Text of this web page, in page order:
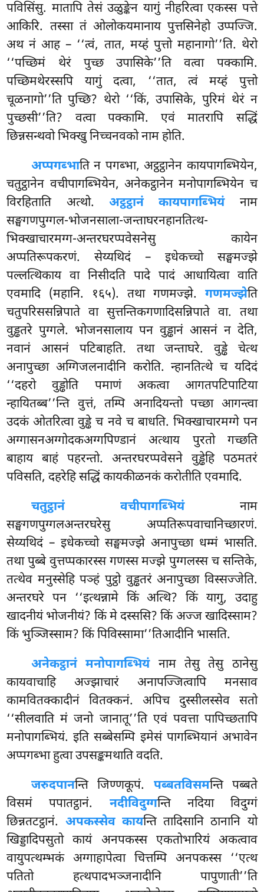
पविसिंसु. मातापि तेसं उळुङ्केन यागुं नीहरित्वा एकस्स पत्ते
आकिरि. तस्सा तं ओलोकयमानायपुत्तसिनेहो उप्पज्जि.
अथ नं आह – ‘‘त्वं, तात, मय्हं पुत्तो महानागो’’ति. थेरो
‘‘पच्छिमं थेरं पुच्छ उपासिके’’ति वत्वा पक्कामि.
पच्छिमथेरस्सपि यागुं दत्वा, ‘‘तात, त्वं मय्हं पुत्तो
चूळनागो’’ति पुच्छि? थेरो ‘‘किं, उपासिके, पुरिमं थेरं न
पुच्छसी’’ति? वत्वा पक्कामि. एवं मातरापि सद्धिं
छिन्नसन्थवो भिक्खु निच्चनवको नाम होति.
अप्पगब्भाति न पगब्भा, अट्ठट्ठानेन कायपागब्भियेन,
चतुट्ठानेन वचीपागब्भियेन, अनेकट्ठानेन मनोपागब्भियेन च
विरहिताति अत्थो. अट्ठट्ठानं कायपागब्भियंनाम
सङ्घगणपुग्गल-भोजनसाला-जन्ताघरनहानतित्थ-
भिक्खाचारमग्ग-अन्तरघरप्पवेसनेसु कायेन
अप्पतिरूपकरणं. सेय्यथिदं – इधेकच्चो सङ्घमज्झे
पल्लत्थिकाय वा निसीदति पादे पादं आधायित्वा वाति
एवमादि (महानि. १६५). तथा गणमज्झे. गणमज्झेति
चतुपरिससन्निपाते वा सुत्तन्तिकगणादिसन्निपाते वा. तथा
वुड्ढतरे पुग्गले. भोजनसालाय पन वुड्ढानं आसनं न देति,
नवानं आसनं पटिबाहति. तथा जन्ताघरे. वुड्ढे चेत्थ
अनापुच्छा अग्गिजलनादीनि करोति. न्हानतित्थे च यदिदं
‘‘दहरो वुड्ढोति पमाणं अकत्वा आगतपटिपाटिया
न्हायितब्ब’’न्ति वुत्तं, तम्पि अनादियन्तो पच्छा आगन्त्वा
उदकं ओतरित्वा वुड्ढे च नवे च बाधति. भिक्खाचारमग्गे पन
अग्गासनअग्गोदकअग्गपिण्डानंअत्थाय पुरतो गच्छति
बाहाय बाहं पहरन्तो. अन्तरघरप्पवेसने वुड्ढेहि पठमतरं
पविसति, दहरेहि सद्धिं कायकीळनकं करोतीति एवमादि.
चतुट्ठानं वचीपागब्भियंनाम
सङ्घगणपुग्गलअन्तरघरेसु अप्पतिरूपवाचानिच्छारणं.
सेय्यथिदं – इधेकच्चो सङ्घमज्झे अनापुच्छा धम्मं भासति.
तथा पुब्बे वुत्तप्पकारस्स गणस्स मज्झे पुग्गलस्स च सन्तिके,
तत्थेव मनुस्सेहि पञ्हं पुट्ठो वुड्ढतरं अनापुच्छा विस्सज्जेति.
अन्तरघरे पन ‘‘इत्थन्नामे किं अत्थि? किं यागु, उदाहु
खादनीयं भोजनीयं? किं मे दस्ससि? किं अज्ज खादिस्साम?
किं भुञ्जिस्साम? किं पिविस्सामा’’तिआदीनि भासति.
अनेकट्ठानं मनोपागब्भियंनाम तेसु तेसु ठानेसु
कायवाचाहि अज्झाचारं अनापज्जित्वापि मनसाव
कामवितक्कादीनं वितक्कनं. अपिच दुस्सीलस्सेव सतो
‘‘सीलवातिमं जनो जानातू’’ति एवं पवत्ता पापिच्छतापि
मनोपागब्भियं. इति सब्बेसम्पि इमेसं पागब्भियानं अभावेन
अप्पगब्भा हुत्वा उपसङ्कमथाति वदति.
जरुदपानन्ति जिण्णकूपं. पब्बतविसमन्ति पब्बते
विसमं पपातट्ठानं. नदीविदुग्गन्ति नदिया विदुग्गं
छिन्नतटट्ठानं. अपकस्सेव कायन्ति तादिसानि ठानानि यो
खिड्डादिपसुतो कायं अनपकस्स एकतोभारियं अकत्वाव
वायुपत्थम्भकं अग्गाहापेत्वा चित्तम्पि अनपकस्स ‘‘एत्थ
पतितो हत्थपादभञ्जनादीनि पापुणाती’’ति